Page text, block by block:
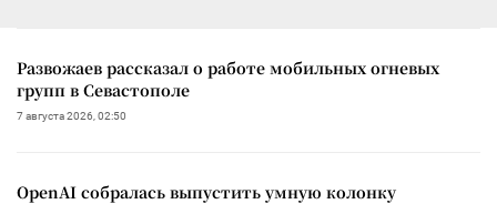
Развожаев рассказал о работе мобильных огневых
групп в Севастополе
7 августа 2026, 02:50
OpenAI собралась выпустить умную колонку